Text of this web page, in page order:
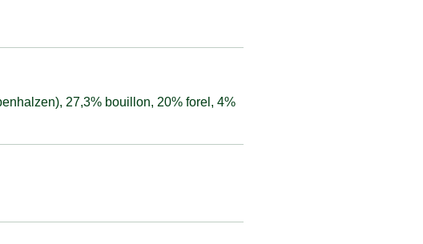
27,3% bouillon, 20% forel, 4%